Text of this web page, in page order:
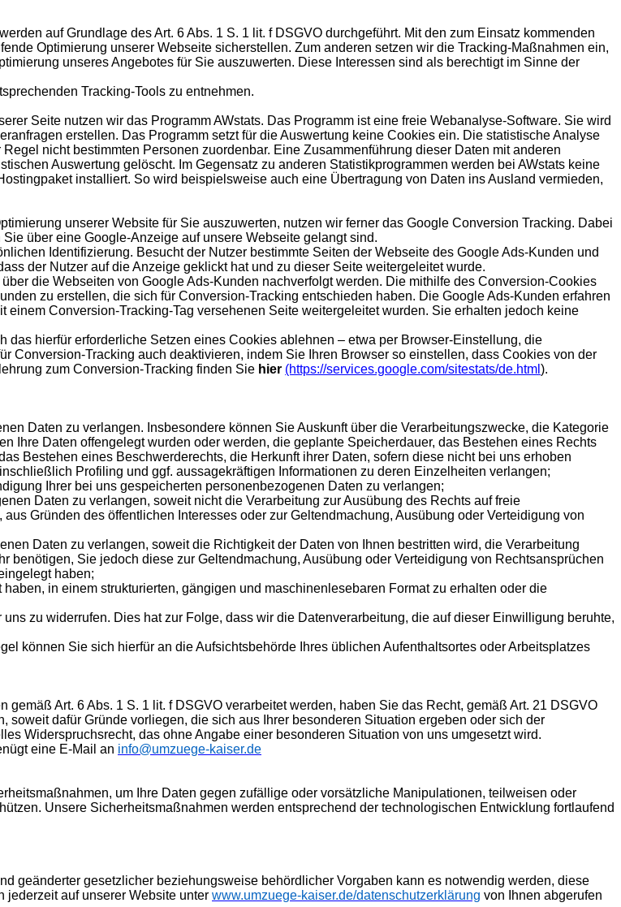
auf Grundlage des Art. 6 Abs. 1 S. 1 lit. f DSGVO durchgeführt. Mit den zum Einsatz kommenden
Optimierung unserer Webseite sicherstellen. Zum anderen setzen wir die Tracking-Maßnahmen ein,
unseres Angebotes für Sie auszuwerten. Diese Interessen sind als berechtigt im Sinne der
Tracking-Tools zu entnehmen.
Seite nutzen wir das Programm AWstats. Das Programm ist eine freie Webanalyse-Software. Sie wird
erstellen. Das Programm setzt für die Auswertung keine Cookies ein. Die statistische Analyse
nicht bestimmten Personen zuordenbar. Eine Zusammenführung dieser Daten mit anderen
Auswertung gelöscht. Im Gegensatz zu anderen Statistikprogrammen werden bei AWstats keine
installiert. So wird beispielsweise auch eine Übertragung von Daten ins Ausland vermieden,
unserer Website für Sie auszuwerten, nutzen wir ferner das Google Conversion Tracking. Dabei
über eine Google-Anzeige auf unsere Webseite gelangt sind.
Identifizierung. Besucht der Nutzer bestimmte Seiten der Webseite des Google Ads-Kunden und
der Nutzer auf die Anzeige geklickt hat und zu dieser Seite weitergeleitet wurde.
die Webseiten von Google Ads-Kunden nachverfolgt werden. Die mithilfe des Conversion-Cookies
zu erstellen, die sich für Conversion-Tracking entschieden haben. Die Google Ads-Kunden erfahren
Conversion-Tracking-Tag versehenen Seite weitergeleitet wurden. Sie erhalten jedoch keine
hierfür erforderliche Setzen eines Cookies ablehnen – etwa per Browser-Einstellung, die
Conversion-Tracking auch deaktivieren, indem Sie Ihren Browser so einstellen, dass Cookies von der
zum Conversion-Tracking finden Sie hier (https://services.google.com/sitestats/de.html ).
Daten zu verlangen. Insbesondere können Sie Auskunft über die Verarbeitungszwecke, die Kategorie
Ihre Daten offengelegt wurden oder werden, die geplante Speicherdauer, das Bestehen eines Rechts
Bestehen eines Beschwerderechts, die Herkunft ihrer Daten, sofern diese nicht bei uns erhoben
Profiling und ggf. aussagekräftigen Informationen zu deren Einzelheiten verlangen;
Ihrer bei uns gespeicherten personenbezogenen Daten zu verlangen;
Daten zu verlangen, soweit nicht die Verarbeitung zur Ausübung des Rechts auf freie
Gründen des öffentlichen Interesses oder zur Geltendmachung, Ausübung oder Verteidigung von
Daten zu verlangen, soweit die Richtigkeit der Daten von Ihnen bestritten wird, die Verarbeitung
Sie jedoch diese zur Geltendmachung, Ausübung oder Verteidigung von Rechtsansprüchen
haben;
in einem strukturierten, gängigen und maschinenlesebaren Format zu erhalten oder die
zu widerrufen. Dies hat zur Folge, dass wir die Datenverarbeitung, die auf dieser Einwilligung beruhte,
können Sie sich hierfür an die Aufsichtsbehörde Ihres üblichen Aufenthaltsortes oder Arbeitsplatzes
Art. 6 Abs. 1 S. 1 lit. f DSGVO verarbeitet werden, haben Sie das Recht, gemäß Art. 21 DSGVO
dafür Gründe vorliegen, die sich aus Ihrer besonderen Situation ergeben oder sich der
Widerspruchsrecht, das ohne Angabe einer besonderen Situation von uns umgesetzt wird.
eine E-Mail an info@umzuege-kaiser.de
um Ihre Daten gegen zufällige oder vorsätzliche Manipulationen, teilweisen oder
Unsere Sicherheitsmaßnahmen werden entsprechend der technologischen Entwicklung fortlaufend
geänderter gesetzlicher beziehungsweise behördlicher Vorgaben kann es notwendig werden, diese
jederzeit auf unserer Website unter www.umzuege-kaiser.de/datenschutzerklärung von Ihnen abgerufen